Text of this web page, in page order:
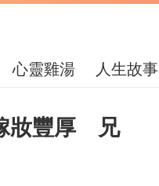
心靈雞湯 人生故事
妝豐厚 兄